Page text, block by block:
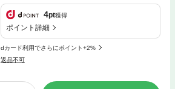
4pt獲得
ポイント詳細
dカード利用でさらにポイント+2%
返品不可